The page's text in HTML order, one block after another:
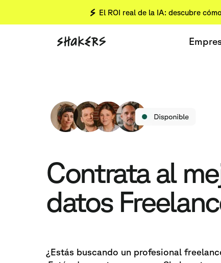
El ROI real de la IA: descubre
Contrata al
datos
¿Estás buscando un profesional